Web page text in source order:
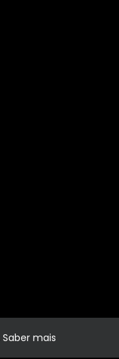
Saber mais